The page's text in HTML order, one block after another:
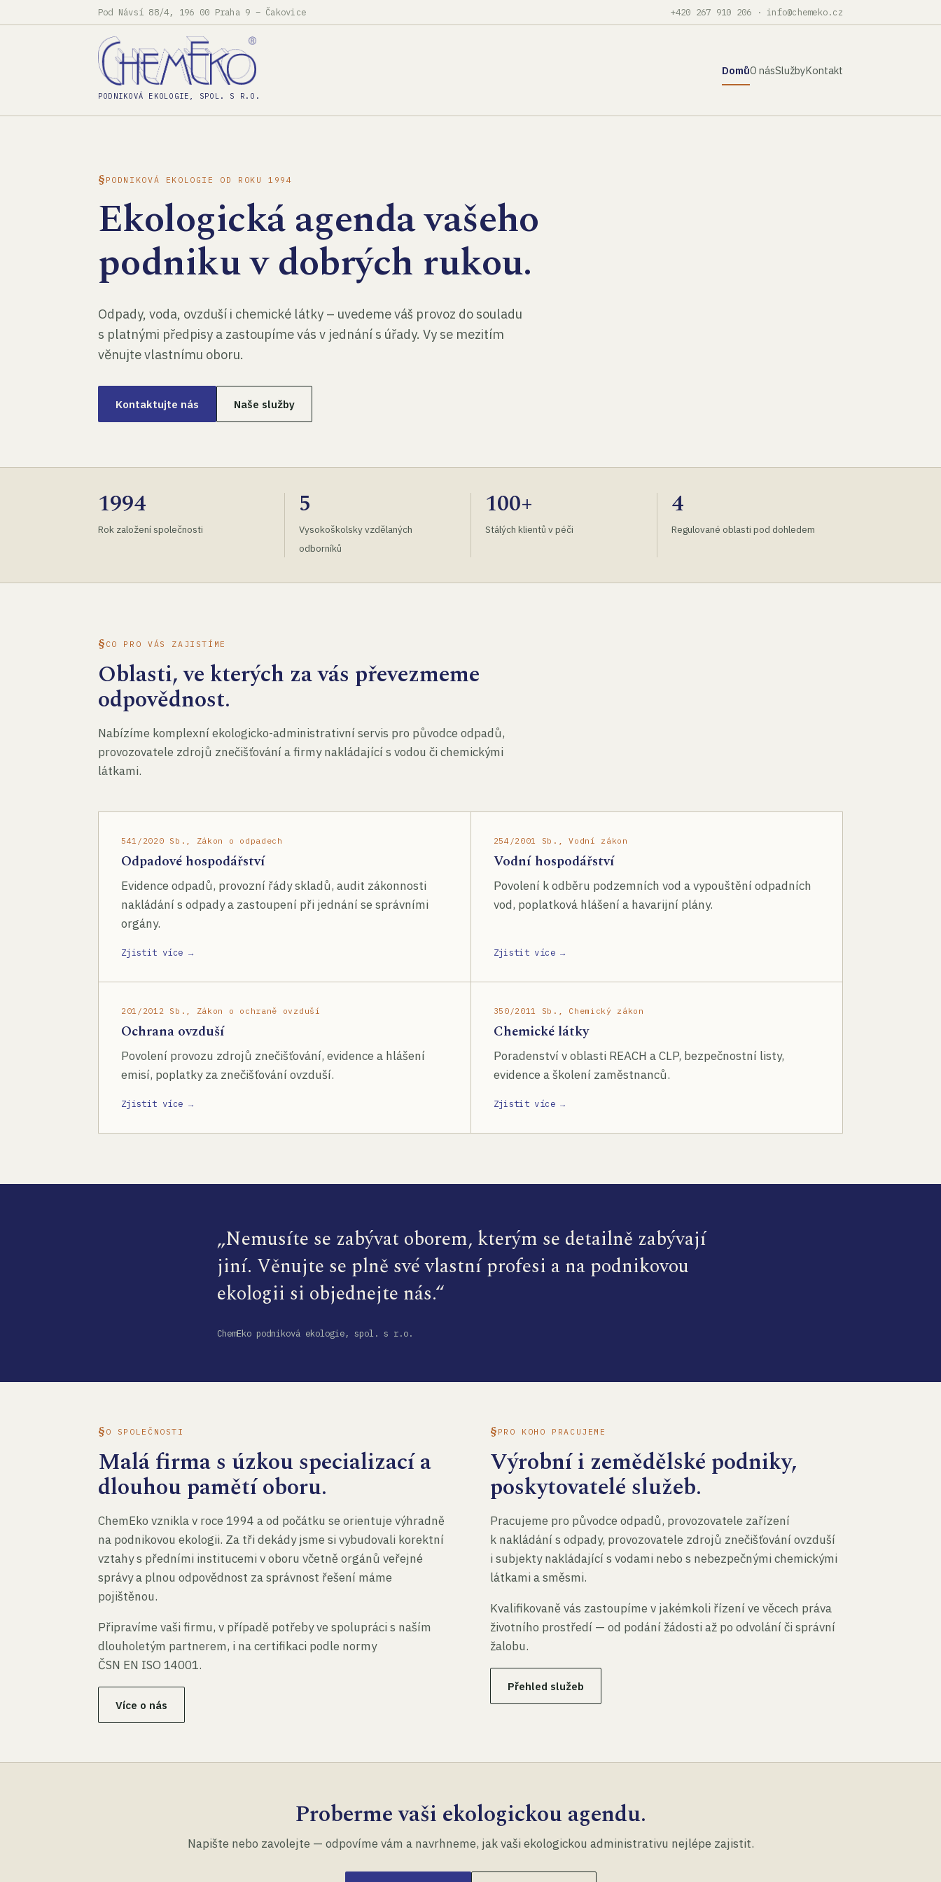
Pod Návsí 88/4, 196 00 Praha 9 – Čakovice +420 267 910 206 · info@chemeko.cz
PODNIKOVÁ EKOLOGIE, SPOL. S R.O.
DomůO násSlužbyKontakt
PODNIKOVÁ EKOLOGIE OD ROKU 1994
Ekologická agenda vašeho
podniku v dobrých rukou.
Odpady, voda, ovzduší i chemické látky – uvedeme váš provoz do souladu
s platnými předpisy a zastoupíme vás v jednání s úřady. Vy se mezitím
věnujte vlastnímu oboru.
Kontaktujte nás Naše služby
1994
Rok založení společnosti
5
Vysokoškolsky vzdělaných
odborníků
100+
Stálých klientů v péči
4
Regulované oblasti pod dohledem
CO PRO VÁS ZAJISTÍME
Oblasti, ve kterých za vás převezmeme
odpovědnost.
Nabízíme komplexní ekologicko-administrativní servis pro původce odpadů,
provozovatele zdrojů znečišťování a firmy nakládající s vodou či chemickými
látkami.
541/2020 Sb., Zákon o odpadech
Odpadové hospodářství
Evidence odpadů, provozní řády skladů, audit zákonnosti
nakládání s odpady a zastoupení při jednání se správními
orgány.
Zjistit více →
254/2001 Sb., Vodní zákon
Vodní hospodářství
Povolení k odběru podzemních vod a vypouštění odpadních
vod, poplatková hlášení a havarijní plány.
Zjistit více →
201/2012 Sb., Zákon o ochraně ovzduší
Ochrana ovzduší
Povolení provozu zdrojů znečišťování, evidence a hlášení
emisí, poplatky za znečišťování ovzduší.
Zjistit více →
350/2011 Sb., Chemický zákon
Chemické látky
Poradenství v oblasti REACH a CLP, bezpečnostní listy,
evidence a školení zaměstnanců.
Zjistit více →
„Nemusíte se zabývat oborem, kterým se detailně zabývají
jiní. Věnujte se plně své vlastní profesi a na podnikovou
ekologii si objednejte nás.“
ChemEko podniková ekologie, spol. s r.o.
O SPOLEČNOSTI
Malá firma s úzkou specializací a
dlouhou pamětí oboru.
ChemEko vznikla v roce 1994 a od počátku se orientuje výhradně
na podnikovou ekologii. Za tři dekády jsme si vybudovali korektní
vztahy s předními institucemi v oboru včetně orgánů veřejné
správy a plnou odpovědnost za správnost řešení máme
pojištěnou.
Připravíme vaši firmu, v případě potřeby ve spolupráci s naším
dlouholetým partnerem, i na certifikaci podle normy
ČSN EN ISO 14001.
Více o nás
PRO KOHO PRACUJEME
Výrobní i zemědělské podniky,
poskytovatelé služeb.
Pracujeme pro původce odpadů, provozovatele zařízení
k nakládání s odpady, provozovatele zdrojů znečišťování ovzduší
i subjekty nakládající s vodami nebo s nebezpečnými chemickými
látkami a směsmi.
Kvalifikovaně vás zastoupíme v jakémkoli řízení ve věcech práva
životního prostředí — od podání žádosti až po odvolání či správní
žalobu.
Přehled služeb
Proberme vaši ekologickou agendu.
Napište nebo zavolejte — odpovíme vám a navrhneme, jak vaši ekologickou administrativu nejlépe zajistit.